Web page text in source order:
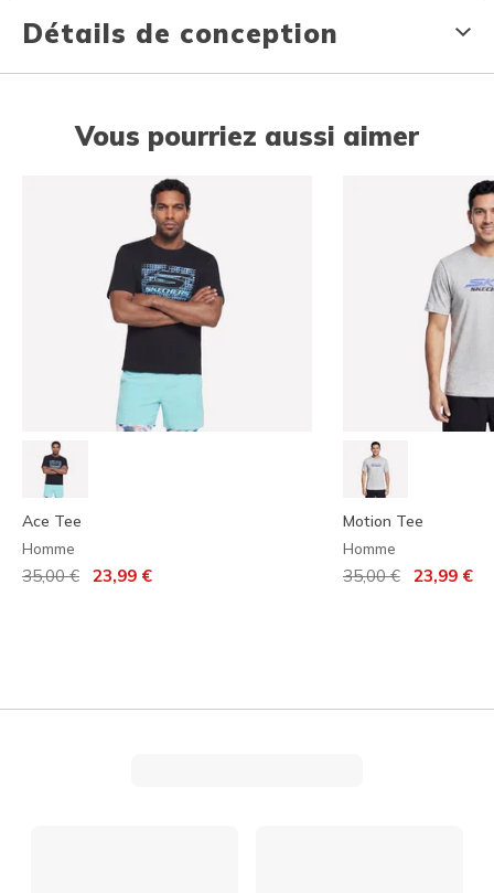
Détails de conception
Vous pourriez aussi aimer
Ace Tee
Homme
Prix réduit de
35,00 € 23,99 €
Motion Tee
Homme
Prix réduit de
35,00 €à 23,99 €